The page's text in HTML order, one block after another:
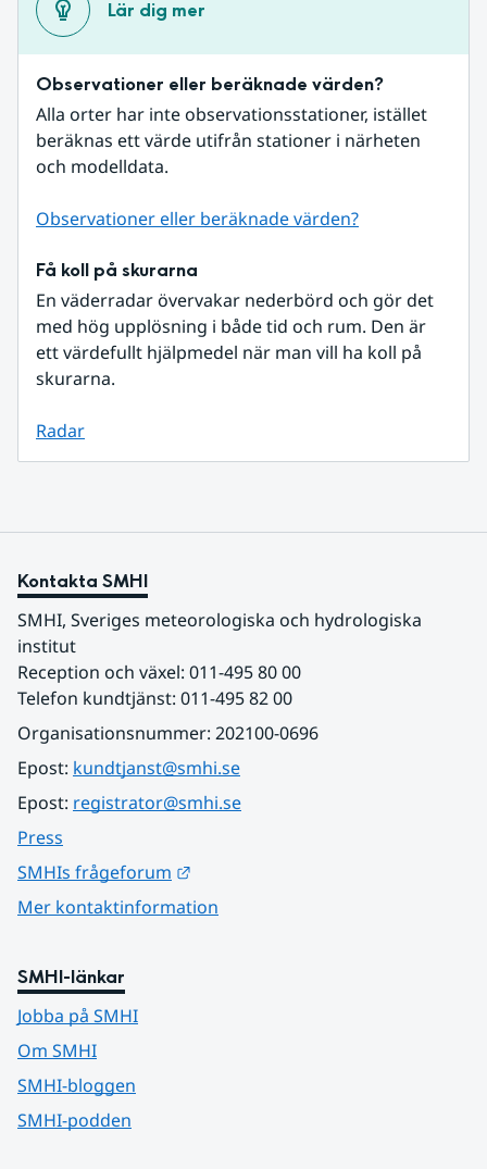
Lär dig mer
Observationer eller beräknade värden?
Alla orter har inte observationsstationer, istället
beräknas ett värde utifrån stationer i närheten
och modelldata.
Observationer eller beräknade värden?
Få koll på skurarna
En väderradar övervakar nederbörd och gör det
med hög upplösning i både tid och rum. Den är
ett värdefullt hjälpmedel när man vill ha koll på
skurarna.
Radar
Kontakta SMHI
SMHI, Sveriges meteorologiska och hydrologiska
institut
Reception och växel: 011-495 80 00
Telefon kundtjänst: 011-495 82 00
Organisationsnummer: 202100-0696
Epost: kundtjanst@smhi.se
Epost: registrator@smhi.se
Press
SMHIs frågeforum
Mer kontaktinformation
SMHI-länkar
Jobba på SMHI
Om SMHI
SMHI-bloggen
SMHI-podden